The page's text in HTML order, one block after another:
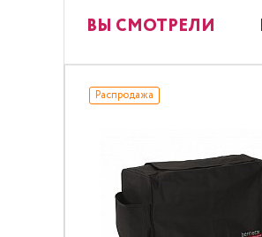
ВЫ СМОТРЕЛИ
Распродажа